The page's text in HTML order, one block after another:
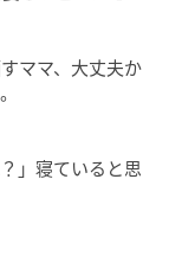
ママ、大丈夫か
」寝ていると思